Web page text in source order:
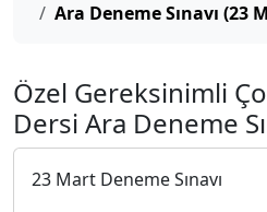
Ara Deneme Sınavı (23
Özel Gereksinimli
Dersi Ara Deneme
23 Mart Deneme Sınavı